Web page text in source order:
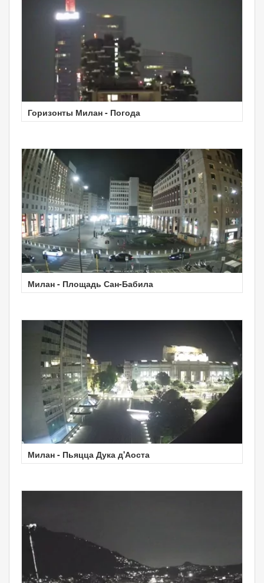
Горизонты Милан - Погода
Милан - Площадь Сан-Бабила
Милан - Пьяцца Дука д'Аоста